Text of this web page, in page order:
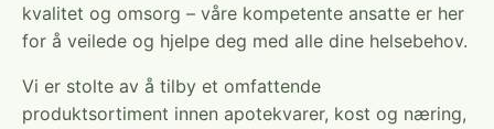
kvalitet og omsorg – våre kompetente ansatte er her
for å veilede og hjelpe deg med alle dine helsebehov.
Vi er stolte av å tilby et omfattende
produktsortiment innen apotekvarer, kost og næring,